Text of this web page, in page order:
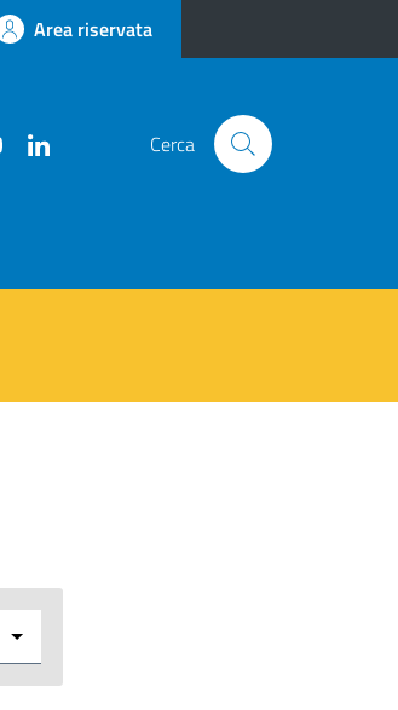
Area riservata
Cerca